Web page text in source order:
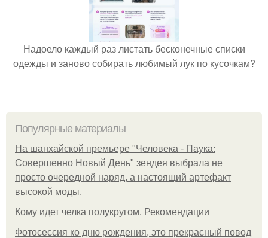
Надоело каждый раз листать бесконечные списки
одежды и заново собирать любимый лук по кусочкам?
Популярные материалы
На шанхайской премьере "Человека - Паука:
Совершенно Новый День" зендея выбрала не
просто очередной наряд, а настоящий артефакт
высокой моды.
Кому идет челка полукругом. Рекомендации
Фотосессия ко дню рождения, это прекрасный повод